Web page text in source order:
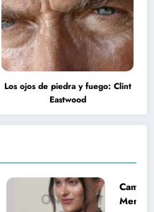
Los ojos de piedra y fuego: Clint
Eastwood
y
Camila
Mendes